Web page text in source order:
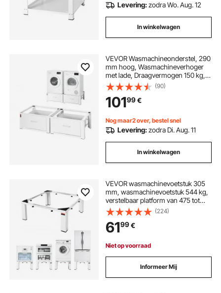
Levering:zodra Wo. Aug. 12
In winkelwagen
VEVOR Wasmachineonderstel, 290
mm hoog, Wasmachineverhoger
met lade, Draagvermogen 150 kg,
Antislipvoetjes, Stalen
Wasdrogeronderstel, Sokkel,
Universeel compatibel, Wit, 2-pack
(90)
10199€
Nog maar2 over, bestel snel
Levering:zodra Di. Aug. 11
In winkelwagen
VEVOR wasmachinevoetstuk 305
mm, wasmachinevoetstuk 544 kg,
verstelbaar platform van 475 tot
785 mm, antislipvoetjes, robuuste
stalen wasmachinestandaard,
universeel compatibel, wit
(224)
6199€
Niet op voorraad
Informeer Mij